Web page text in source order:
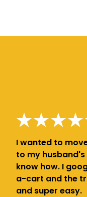
I wanted to
to my
know how. I
a-cart and the
and super easy.